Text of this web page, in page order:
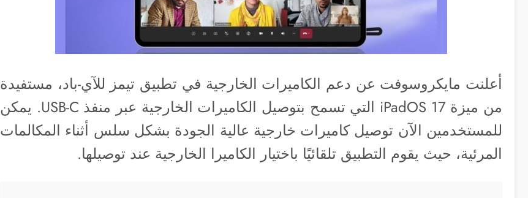
أعلنت مايكروسوفت عن دعم الكاميرات الخارجية في تطبيق تيمز للآي-باد، مستفيدة
من ميزة iPadOS 17 التي تسمح بتوصيل الكاميرات الخارجية عبر منفذ USB-C. يمكن
للمستخدمين الآن توصيل كاميرات خارجية عالية الجودة بشكل سلس أثناء المكالمات
المرئية، حيث يقوم التطبيق تلقائيًا باختيار الكاميرا الخارجية عند توصيلها.